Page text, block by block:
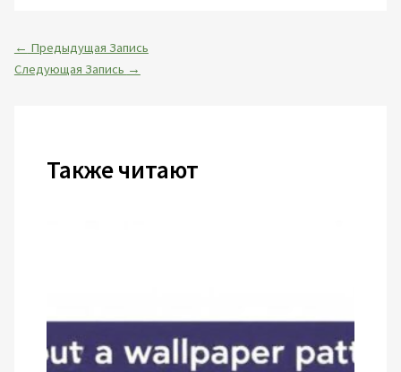
← Предыдущая Запись
Следующая Запись →
Также читают